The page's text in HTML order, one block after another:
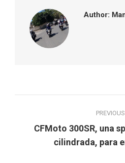
Author:
navigation
PREVIOUS
CFMoto 300SR, una
cilindrada, para